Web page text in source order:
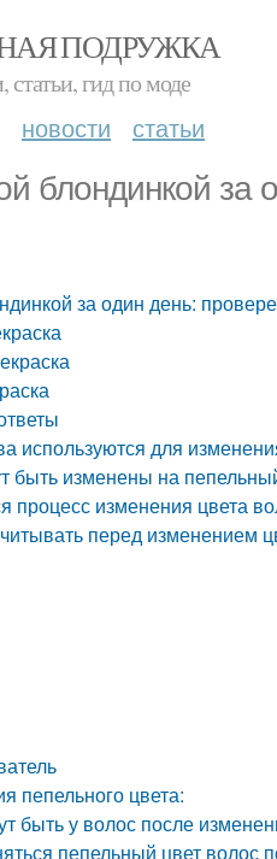
ПОДРУЖКА
статьи, гид по моде
новости статьи
блондинкой
за один день:
используются для
быть изменены на
процесс изменения цвета
перед изменением
пепельного цвета:
быть у волос после
пепельный цвет волос